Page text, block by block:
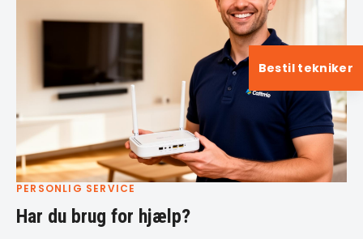
PERSONLIG SERVICE
Har du brug for hjælp?
Bestil tekniker